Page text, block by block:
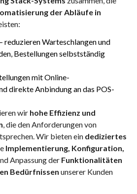
der Abläufe in
– reduzieren Warteschlangen und
Bestellungen selbstständig
mit Online-
direkte Anbindung an das POS-
wir hohe Effizienz und
, die den Anforderungen von
Wir bieten ein dediziertes
Implementierung, Konfiguration,
Anpassung der Funktionalitäten
Bedürfnissen unserer Kunden